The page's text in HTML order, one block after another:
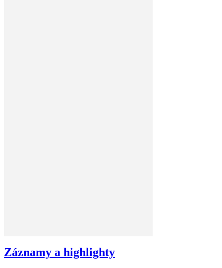
Záznamy a highlighty